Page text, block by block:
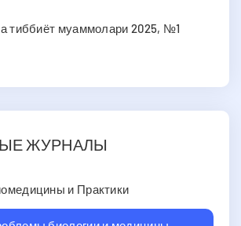
тиббиёт муаммолари 2025, №1
ЖУРНАЛЫ
и Практики